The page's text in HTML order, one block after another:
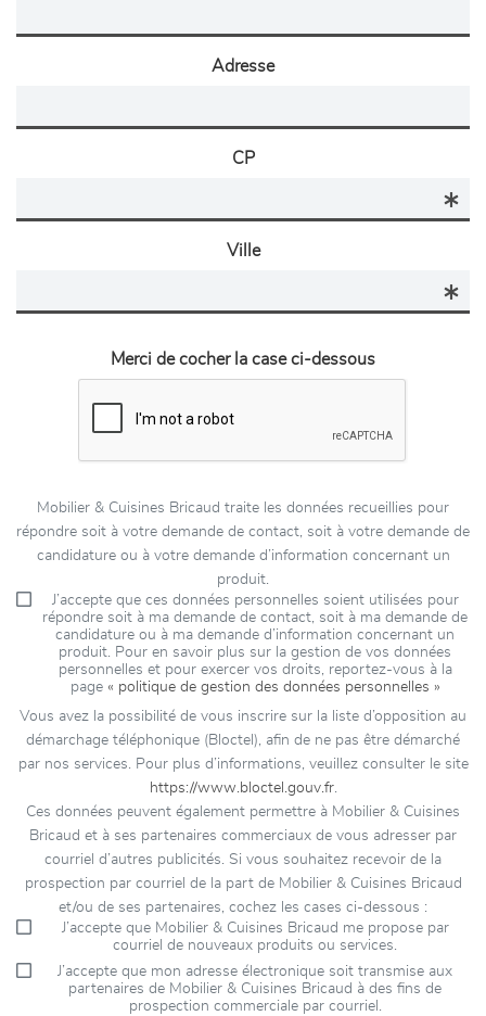
Adresse
CP
Ville
Merci de cocher la case ci-dessous
Mobilier & Cuisines Bricaud traite les données recueillies pour
répondre soit à votre demande de contact, soit à votre demande de
candidature ou à votre demande d’information concernant un
produit.
J’accepte que ces données personnelles soient utilisées pour
répondre soit à ma demande de contact, soit à ma demande de
candidature ou à ma demande d’information concernant un
produit. Pour en savoir plus sur la gestion de vos données
personnelles et pour exercer vos droits, reportez-vous à la
page « politique de gestion des données personnelles »
Vous avez la possibilité de vous inscrire sur la liste d’opposition au
démarchage téléphonique (Bloctel), afin de ne pas être démarché
par nos services. Pour plus d’informations, veuillez consulter le site
https://www.bloctel.gouv.fr.
Ces données peuvent également permettre à Mobilier & Cuisines
Bricaud et à ses partenaires commerciaux de vous adresser par
courriel d’autres publicités. Si vous souhaitez recevoir de la
prospection par courriel de la part de Mobilier & Cuisines Bricaud
et/ou de ses partenaires, cochez les cases ci-dessous :
J’accepte que Mobilier & Cuisines Bricaud me propose par
courriel de nouveaux produits ou services.
J’accepte que mon adresse électronique soit transmise aux
partenaires de Mobilier & Cuisines Bricaud à des fins de
prospection commerciale par courriel.